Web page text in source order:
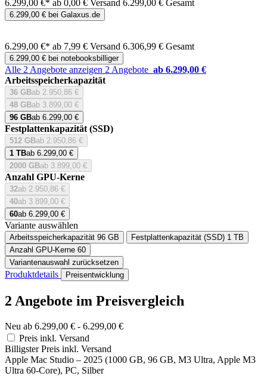
6.299,00 €* ab 0,00 € Versand 6.299,00 € Gesamt
6.299,00 € bei Galaxus.de
6.299,00 €* ab 7,99 € Versand 6.306,99 € Gesamt
6.299,00 € bei notebooksbilliger
Alle 2 Angebote anzeigen 2 Angebote ab 6.299,00 €
Arbeitsspeicherkapazität
36 GBab 2.950,86 €
48 GBab 3.899,00 €
96 GBab 6.299,00 €
Festplattenkapazität (SSD)
512 GBab 2.950,86 €
1 TBab 6.299,00 €
2000 GBab 3.899,00 €
Anzahl GPU-Kerne
32ab 2.950,86 €
40ab 3.899,00 €
60ab 6.299,00 €
Variante auswählen
Arbeitsspeicherkapazität 96 GB Festplattenkapazität (SSD) 1 TB
Anzahl GPU-Kerne 60
Variantenauswahl zurücksetzen
Produktdetails Preisentwicklung
2 Angebote im Preisvergleich
Neu ab 6.299,00 € - 6.299,00 €
Preis inkl. Versand
Billigster Preis inkl. Versand
Apple Mac Studio – 2025 (1000 GB, 96 GB, M3 Ultra, Apple M3
Ultra 60-Core), PC, Silber